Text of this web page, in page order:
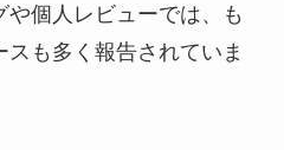
個人レビューでは、も
も多く報告されていま